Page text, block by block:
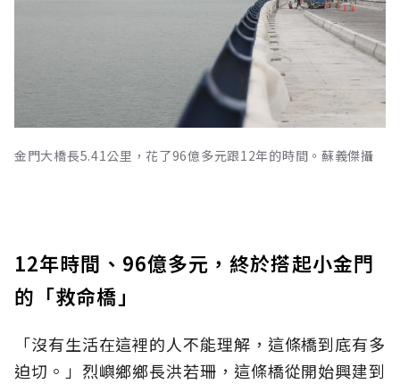
金門大橋長5.41公里，花了96億多元跟12年的時間。蘇義傑攝
12年時間、96億多元，終於搭起小金門
的「救命橋」
「沒有生活在這裡的人不能理解，這條橋到底有多
迫切。」烈嶼鄉鄉長洪若珊，這條橋從開始興建到